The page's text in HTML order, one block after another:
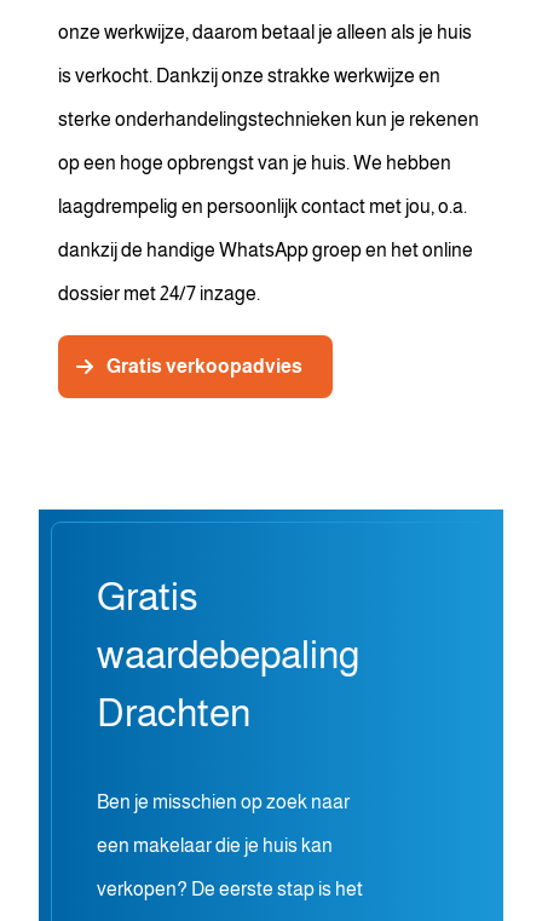
onze werkwijze, daarom betaal je alleen als je huis
is verkocht. Dankzij onze strakke werkwijze en
sterke onderhandelingstechnieken kun je rekenen
op een hoge opbrengst van je huis. We hebben
laagdrempelig en persoonlijk contact met jou, o.a.
dankzij de handige WhatsApp groep en het online
dossier met 24/7 inzage.
Gratis verkoopadvies
Gratis
waardebepaling
Drachten
Ben je misschien op zoek naar
een makelaar die je huis kan
verkopen? De eerste stap is het